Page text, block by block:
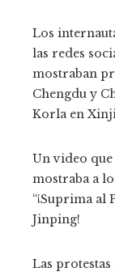
Los
las redes
mostraban
Chengdu y
Korla en
Un video
mostraba a
“¡Suprima al
Jinping!
Las